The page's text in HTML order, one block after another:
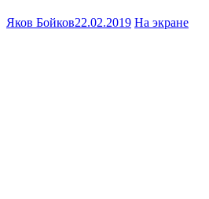
Яков Бойков22.02.2019 На экране